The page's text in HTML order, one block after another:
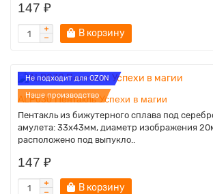
147 ₽
В корзину
Не подходит для OZON
Наше производство
ALP030 Пентакль Успехи в магии
Пентакль из бижутерного сплава под
амулета: 33х43мм, диаметр изображения
расположено под выпукло..
147 ₽
В корзину